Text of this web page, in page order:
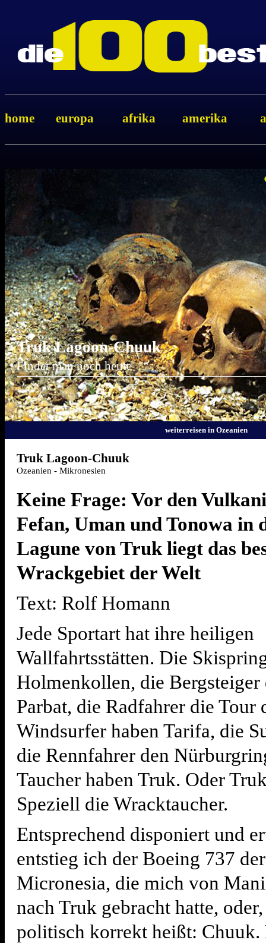
home europa afrika amerika
Truk Lagoon-Chuuk
Findet man noch heute
weiterreisen in Ozeanien
Truk Lagoon-Chuuk
Ozeanien - Mikronesien
Keine Frage: Vor den
Fefan, Uman und Tonowa in
Lagune von Truk liegt das
Wrackgebiet der Welt
Text: Rolf Homann
Jede Sportart hat ihre heiligen
Wallfahrtsstätten. Die
Holmenkollen, die Bergsteiger
Parbat, die Radfahrer die Tour
Windsurfer haben Tarifa, die
die Rennfahrer den
Taucher haben Truk. Oder
Speziell die Wracktaucher.
Entsprechend disponiert und
entstieg ich der Boeing 737
Micronesia, die mich von
nach Truk gebracht hatte,
politisch korrekt heißt: Chuuk.